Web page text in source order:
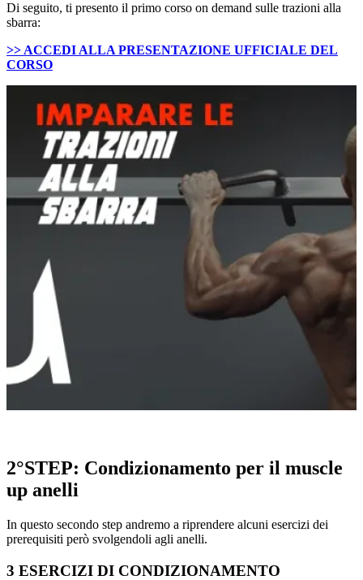
Di seguito, ti presento il primo corso on demand sulle trazioni alla
sbarra:
>> ACCEDI ALLA PRESENTAZIONE UFFICIALE DEL
CORSO
2°STEP: Condizionamento per il muscle
up anelli
In questo secondo step andremo a riprendere alcuni esercizi dei
prerequisiti però svolgendoli agli anelli.
3 ESERCIZI DI CONDIZIONAMENTO